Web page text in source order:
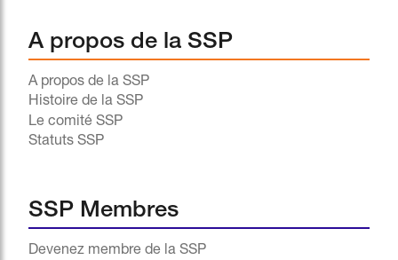
A propos de la SSP
A propos de la SSP
Histoire de la SSP
Le comité SSP
Statuts SSP
SSP Membres
Devenez membre de la SSP